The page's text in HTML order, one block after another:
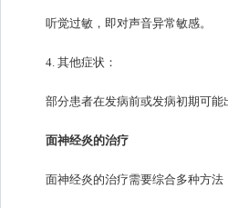
听觉过敏，即对声音异常敏感。
4. 其他症状：
部分患者在发病前或发病初期可能
面神经炎的治疗
面神经炎的治疗需要综合多种方法